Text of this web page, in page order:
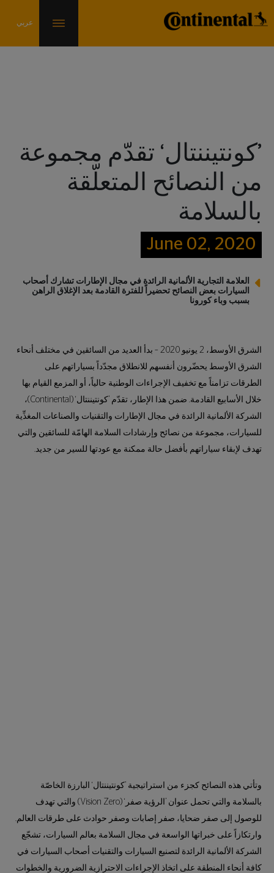
’كونتيننتال‘ تقدّم مجموعة
من النصائح المتعلّقة
بالسلامة
June 02, 2020
العلامة التجارية الألمانية الرائدة في مجال الإطارات تشارك أصحاب
السيارات بعض النصائح تحضيراً للفترة القادمة بعد الإغلاق الراهن
بسبب وباء كورونا
الشرق الأوسط، 2 يونيو 2020 – بدأ العديد من السائقين في مختلف أنحاء
الشرق الأوسط يحضّرون أنفسهم للانطلاق مجدّداً بسياراتهم على
الطرقات تزامناً مع تخفيف الإجراءات الوطنية حالياً، أو المزمع القيام بها
خلال الأسابيع القادمة. ضمن هذا الإطار، تقدّم ’كونتيننتال‘ (Continental)،
الشركة الألمانية الرائدة في مجال الإطارات والتقنيات والصناعات المغذِّية
للسيارات، مجموعة من نصائح وإرشادات السلامة الهامّة للسائقين والتي
تهدف لإبقاء سياراتهم بأفضل حالة ممكنة مع عودتها للسير من جديد.
وتأتي هذه النصائح كجزء من استراتيجية ’كونتيننتال‘ البارزة الخاصّة
بالسلامة والتي تحمل عنوان ’الرؤية صفر‘ (Vision Zero) والتي تهدف
للوصول إلى صفر ضحايا، صفر إصابات وصفر حوادث على طرقات العالم.
وارتكازاً على خبراتها الواسعة في مجال السلامة بعالم السيارات، تشجّع
الشركة الألمانية الرائدة لتصنيع السيارات والتقنيات أصحاب السيارات في
كافة أنحاء المنطقة على اتخاذ الإجراءات الاحترازية الضرورية والخطوات